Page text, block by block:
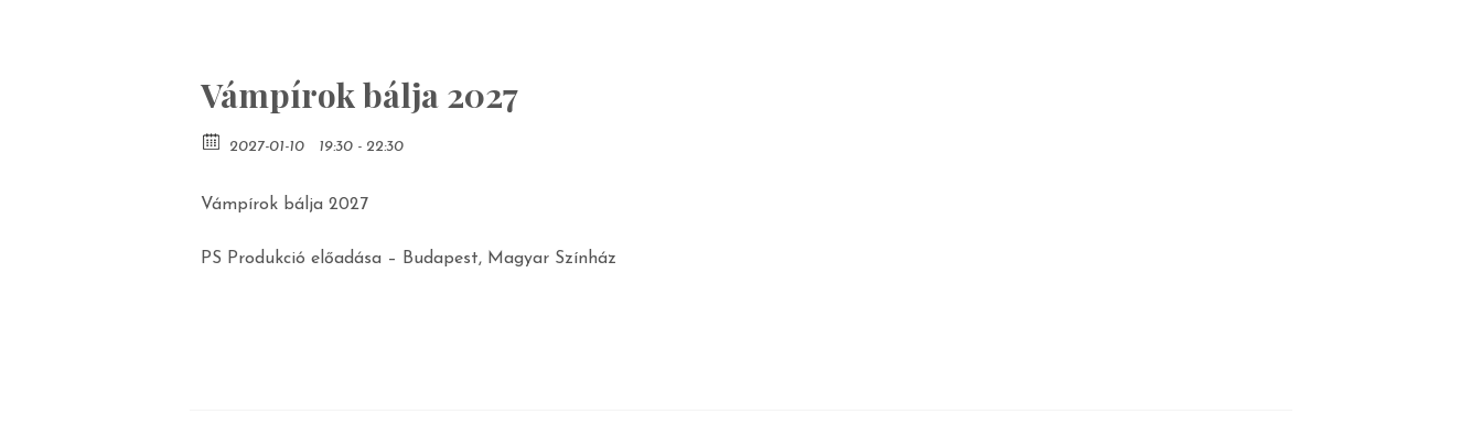
Vámpírok bálja 2027
2027-01-10 19:30 - 22:30
Vámpírok bálja 2027
PS Produkció előadása – Budapest, Magyar Színház